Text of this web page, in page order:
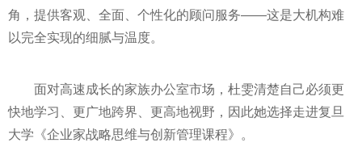
角，提供客观、全面、个性化的顾问服务——这是大机构难
以完全实现的细腻与温度。
面对高速成长的家族办公室市场，杜雯清楚自己必须更
快地学习、更广地跨界、更高地视野，因此她选择走进复旦
大学《企业家战略思维与创新管理课程》。